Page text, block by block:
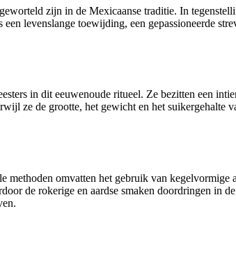
zijn in de Mexicaanse traditie. In
levenslange toewijding, een gepassioneerde
in dit eeuwenoude ritueel. Ze bezitten een
ze de grootte, het gewicht en het suikergehalte
omvatten het gebruik van
de rokerige en aardse smaken doordringen in